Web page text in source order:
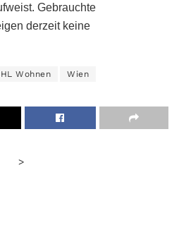
Gebrauchte
derzeit keine
Wohnen Wien
>